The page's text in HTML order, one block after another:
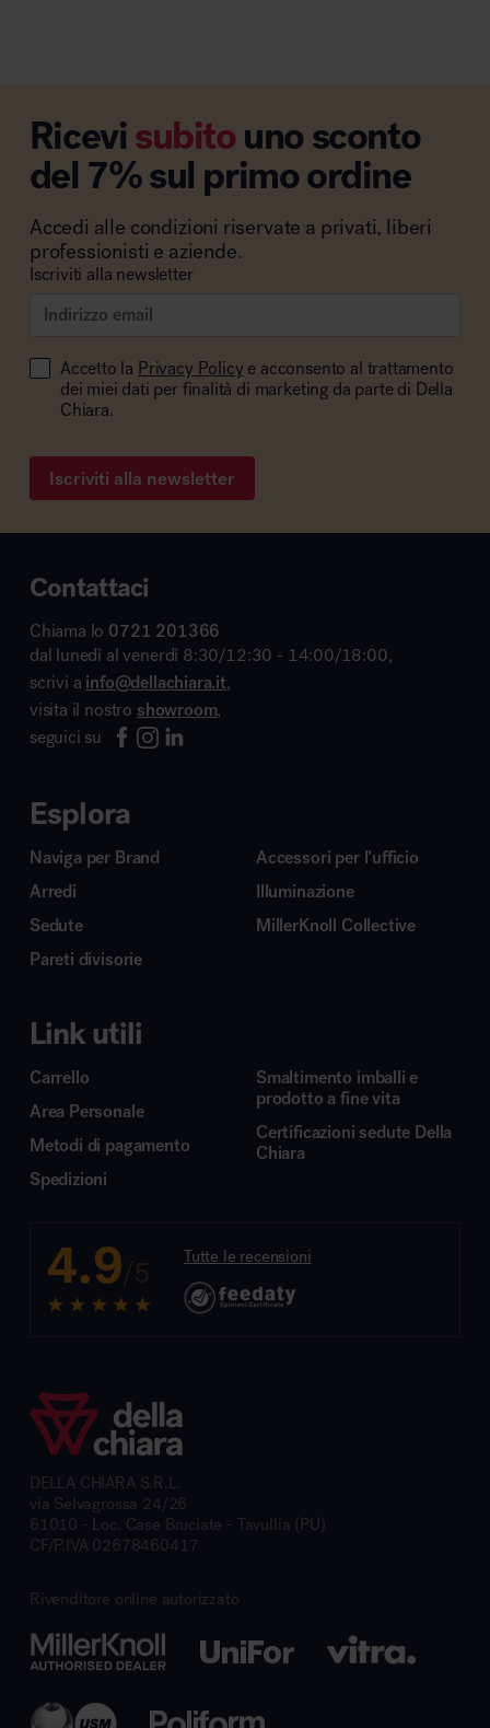
Ricevisubitouno sconto
del 7% sul primo ordine
Accedi alle condizioni riservate a privati, liberi
professionisti e aziende.
Iscriviti alla newsletter
Accetto la Privacy Policy e acconsento al trattamento
dei miei dati per finalità di marketing da parte di Della
Chiara.
Iscriviti alla newsletter
Contattaci
Chiama lo 0721 201366
dal lunedì al venerdì 8:30/12:30 - 14:00/18:00,
scrivi a info@dellachiara.it,
visita il nostro showroom,
seguici su
Esplora
Naviga per Brand
Arredi
Sedute
Pareti divisorie
Accessori per l’ufficio
Illuminazione
MillerKnoll Collective
Link utili
Carrello
Area Personale
Metodi di pagamento
Spedizioni
Smaltimento imballi e
prodotto a fine vita
Certificazioni sedute Della
Chiara
4.9/5 Tutte le recensioni
DELLA CHIARA S.R.L.
via Selvagrossa 24/26
61010 - Loc. Case Bruciate - Tavullia (PU)
CF/P.IVA 02678460417
Rivenditore online autorizzato